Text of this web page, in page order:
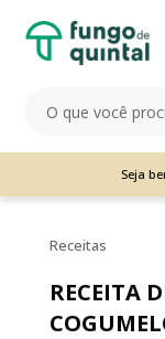
Seja
Receitas
RECEITA